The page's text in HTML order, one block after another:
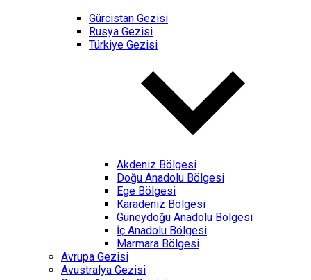
Gürcistan Gezisi
Rusya Gezisi
Türkiye Gezisi
Akdeniz Bölgesi
Doğu Anadolu Bölgesi
Ege Bölgesi
Karadeniz Bölgesi
Güneydoğu Anadolu Bölgesi
İç Anadolu Bölgesi
Marmara Bölgesi
Avrupa Gezisi
Avustralya Gezisi